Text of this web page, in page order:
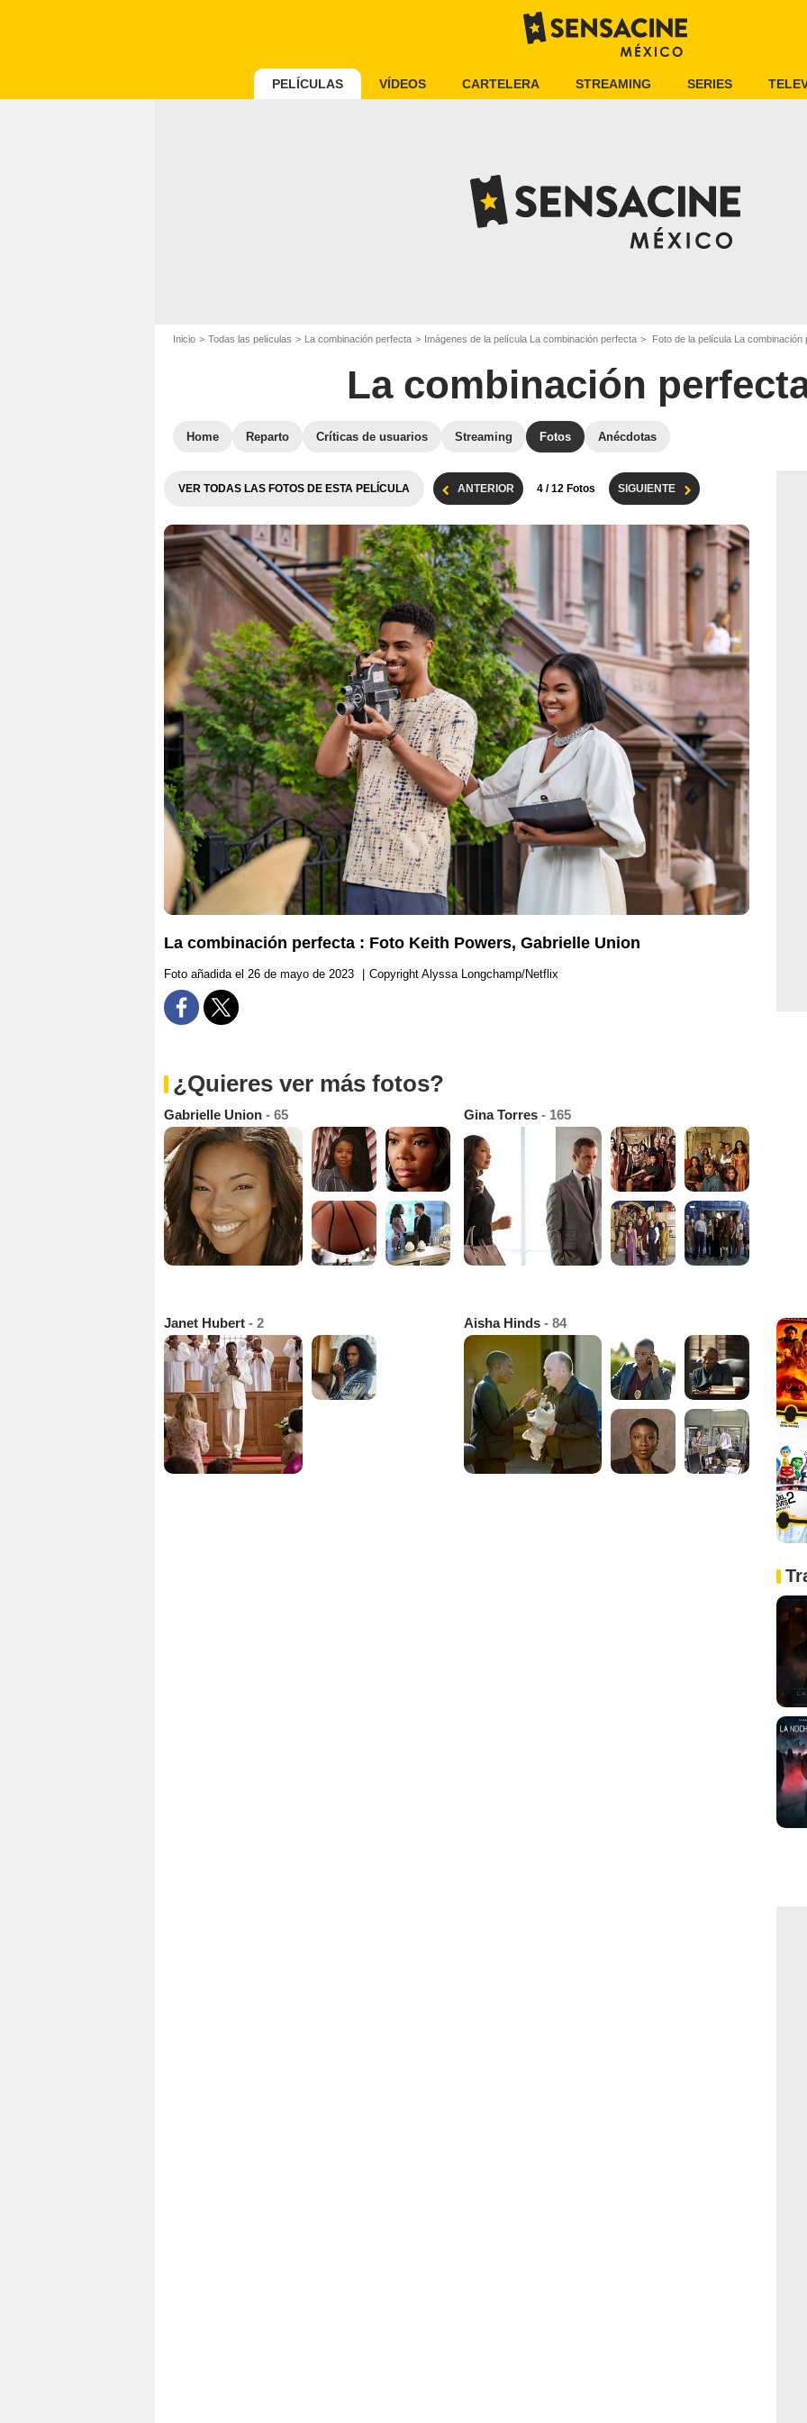
PELÍCULAS VÍDEOS CARTELERA STREAMING SERIES
Inicio Todas las películas La combinación perfecta Imágenes de la película La combinación perfecta Foto de la película La combinación
La combinación
Home Reparto Críticas de usuarios Streaming Fotos Anécdotas
VER TODAS LAS FOTOS DE ESTA PELÍCULA ANTERIOR 4 / 12 Fotos SIGUIENTE
La combinación perfecta : Foto Keith Powers, Gabrielle Union
Foto añadida el 26 de mayo de 2023 Copyright Alyssa Longchamp/Netflix
¿Quieres ver más fotos?
Gabrielle Union - 65 Gina Torres - 165
Janet Hubert - 2 Aisha Hinds - 84